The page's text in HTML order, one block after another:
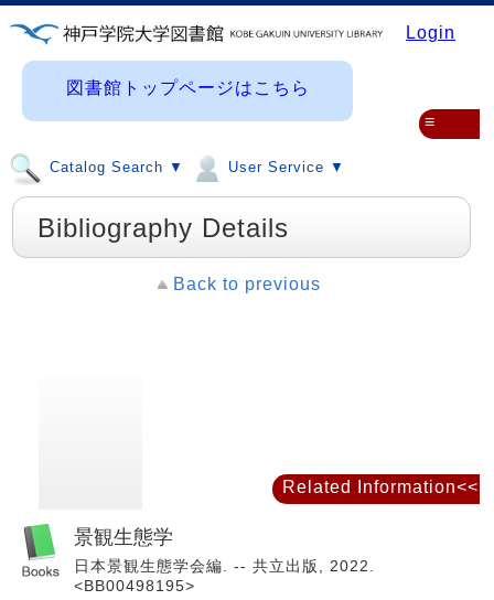
Login
図書館トップページはこちら
Catalog Search ▼ User Service ▼
≡
Bibliography Details
Back to previous
景観生態学
日本景観生態学会編. -- 共立出版, 2022.
<BB00498195>
Related Information<<